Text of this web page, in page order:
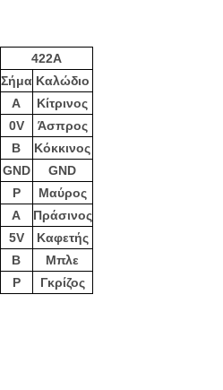
422A
Σήμα Καλώδιο
Α
Κίτρινος
0V
Άσπρος
Β
Κόκκινος
GND
GND
Ρ
Μαύρος
Α
Πράσινος
5V
Καφετής
Β
Μπλε
Ρ Γκρίζος